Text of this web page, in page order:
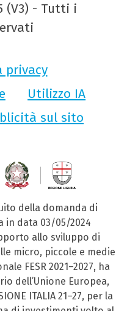
(V3) - Tutti i
privacy
Utilizzo IA
sul sito
della domanda di
in data 03/05/2024
allo sviluppo di
micro, piccole e medie
FESR 2021–2027, ha
dell’Unione Europea,
ITALIA 21–27, per la